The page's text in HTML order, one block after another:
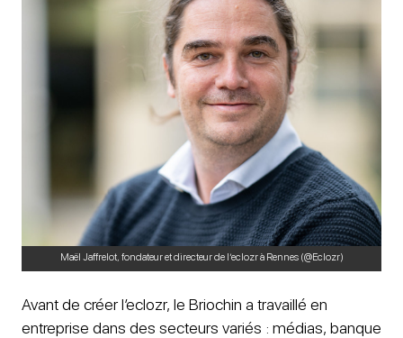
Maël Jaffrelot, fondateur et directeur de l’eclozr à Rennes (@Eclozr)
Avant de créer l’eclozr, le Briochin a travaillé en
entreprise dans des secteurs variés : médias, banque